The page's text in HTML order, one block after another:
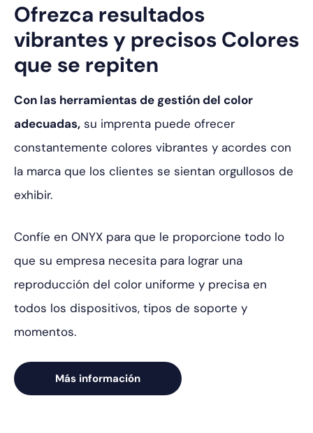
Ofrezca resultados
vibrantes y precisos Colores
que se repiten
Con las herramientas de gestión del color
adecuadas, su imprenta puede ofrecer
constantemente colores vibrantes y acordes con
la marca que los clientes se sientan orgullosos de
exhibir.
Confíe en ONYX para que le proporcione todo lo
que su empresa necesita para lograr una
reproducción del color uniforme y precisa en
todos los dispositivos, tipos de soporte y
momentos.
Más información